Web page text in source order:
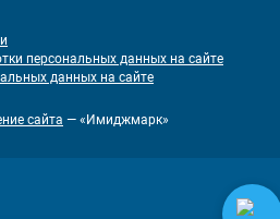
персональных данных на сайте
данных на сайте
сайта — «Имиджмарк»